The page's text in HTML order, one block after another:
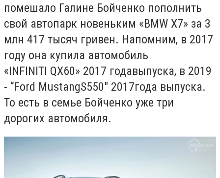
помешало Галине Бойченко пополнить
свой автопарк новеньким «BMW X7» за 3
млн 417 тысяч гривен. Напомним, в 2017
году она купила автомобиль
«INFINITI QX60» 2017 годавыпуска, в 2019
- “Ford MustangS550" 2017года выпуска.
То есть в семье Бойченко уже три
дорогих автомобиля.